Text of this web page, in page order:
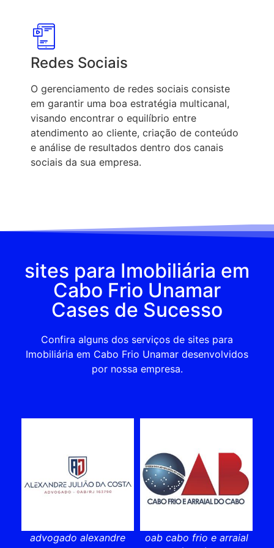
Redes Sociais
O gerenciamento de redes sociais consiste
em garantir uma boa estratégia multicanal,
visando encontrar o equilíbrio entre
atendimento ao cliente, criação de conteúdo
e análise de resultados dentro dos canais
sociais da sua empresa.
sites para Imobiliária em
Cabo Frio Unamar
Cases de Sucesso
Confira alguns dos serviços de sites para
Imobiliária em Cabo Frio Unamar desenvolvidos
por nossa empresa.
advogado alexandre
oab cabo frio e arraial